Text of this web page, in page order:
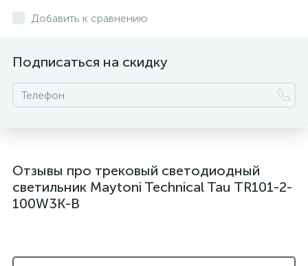
Добавить к сравнению
Подписаться на скидку
Отзывы про трековый светодиодный
светильник Maytoni Technical Tau TR101-2-
100W3K-B